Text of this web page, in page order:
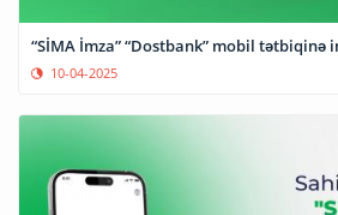
“SİMA İmza” “Dostbank” mobil
10-04-2025